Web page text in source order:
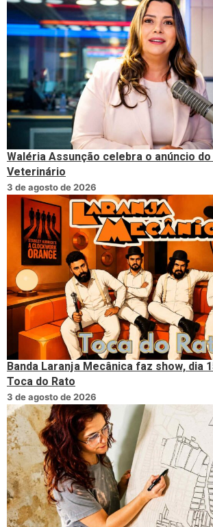
Waléria Assunção celebra o anúncio
Veterinário
3 de agosto de 2026
Banda Laranja Mecânica faz show, dia
Toca do Rato
3 de agosto de 2026